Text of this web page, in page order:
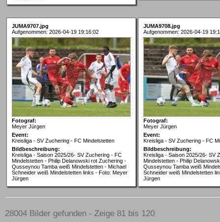
JUMA9707.jpg
Aufgenommen: 2026-04-19 19:16:02
Fotograf:
Meyer Jürgen
Event:
Kreisliga - SV Zuchering - FC Mindelstetten
Bildbeschreibung:
Kreisliga - Saison 2025/26- SV Zuchering - FC
Mindelstetten - Philip Delanowski rot Zuchering -
Qusseynou Tamba weiß Mindelstetten - Michael
Schneider weiß Mindelstetten links - Foto: Meyer
Jürgen
JUMA9708.jpg
Aufgenommen: 2026-04-19
Fotograf:
Meyer Jürgen
Event:
Kreisliga - SV Zuchering - FC
Bildbeschreibung:
Kreisliga - Saison 2025/26- SV
Mindelstetten - Philip
Qusseynou Tamba weiß
Schneider weiß Mindelstetten
Jürgen
28004 Bilder gefunden - Zeige 81 bis 120